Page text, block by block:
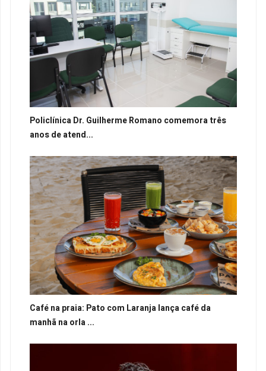
Policlínica Dr. Guilherme Romano comemora três
anos de atend...
Café na praia: Pato com Laranja lança café da
manhã na orla ...